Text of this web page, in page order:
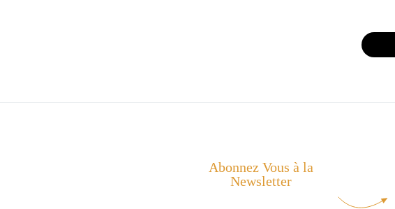
Abonnez Vous à la
Newsletter